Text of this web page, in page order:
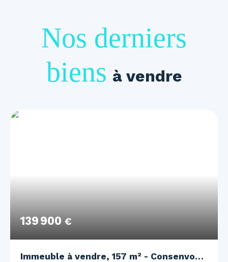
Nos derniers
biens à vendre
139 900 €
Immeuble à vendre, 157 m² - Consenvoye